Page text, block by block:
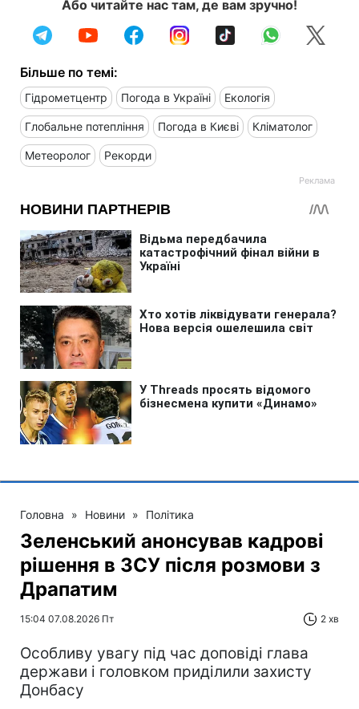
Або читайте нас там, де вам зручно!
Більше по темі:
Гідрометцентр Погода в Україні Екологія
Глобальне потепління Погода в Києві Кліматолог
Метеоролог Рекорди
Головна » Новини » Політика
Зеленський анонсував кадрові
рішення в ЗСУ після розмови з
Драпатим
15:04 07.08.2026 Пт 2 хв
Особливу увагу під час доповіді глава
держави і головком приділили захисту
Донбасу